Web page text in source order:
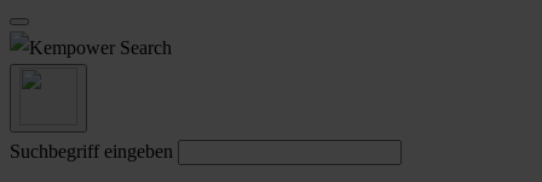
Search
Suchbegriff eingeben